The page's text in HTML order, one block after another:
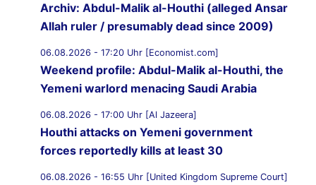
Archiv: Abdul-Malik al-Houthi (alleged Ansar
Allah ruler / presumably dead since 2009)
06.08.2026 - 17:20 Uhr [Economist.com]
Weekend profile: Abdul-Malik al-Houthi, the
Yemeni warlord menacing Saudi Arabia
06.08.2026 - 17:00 Uhr [Al Jazeera]
Houthi attacks on Yemeni government
forces reportedly kills at least 30
06.08.2026 - 16:55 Uhr [United Kingdom Supreme Court]